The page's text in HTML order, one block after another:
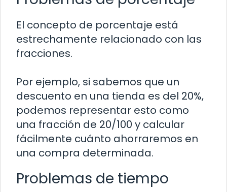
El concepto de porcentaje está
estrechamente relacionado con las
fracciones.
Por ejemplo, si sabemos que un
descuento en una tienda es del 20%,
podemos representar esto como
una fracción de 20/100 y calcular
fácilmente cuánto ahorraremos en
una compra determinada.
Problemas de tiempo